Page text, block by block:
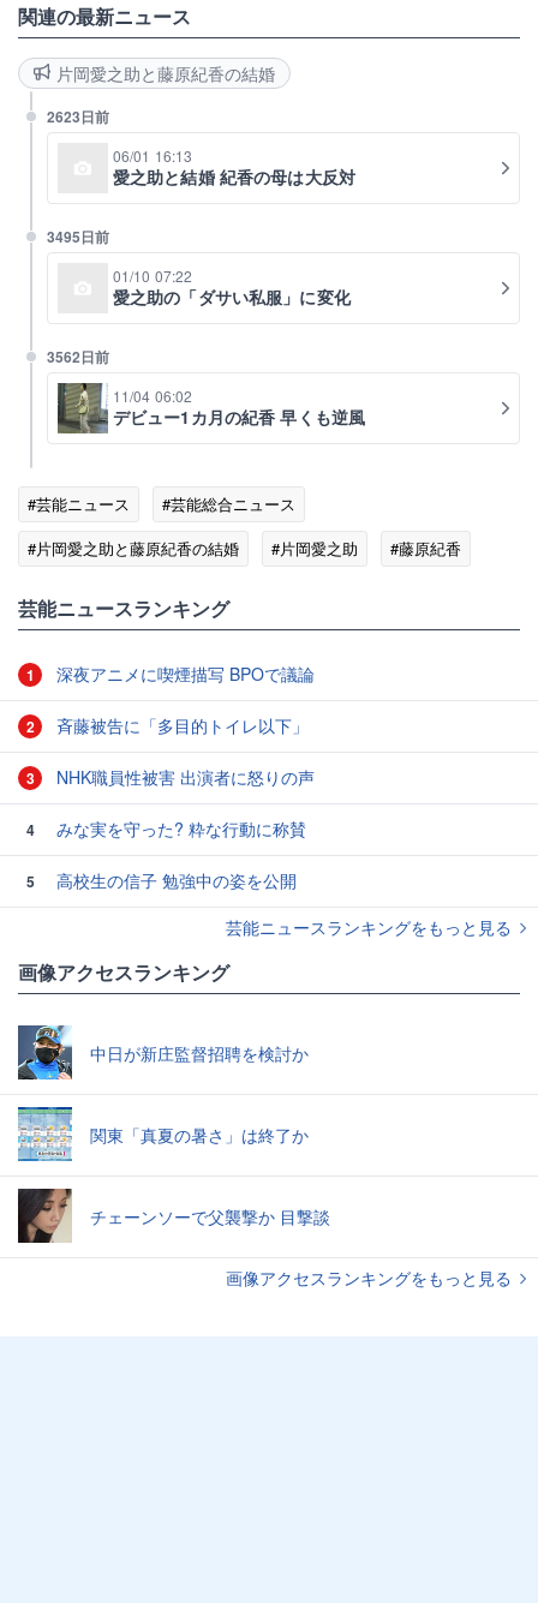
関連の最新ニュース
片岡愛之助と藤原紀香の結婚
2623日前
06/01 16:13
愛之助と結婚 紀香の母は大反対
3495日前
01/10 07:22
愛之助の「ダサい私服」に変化
3562日前
11/04 06:02
デビュー1カ月の紀香 早くも逆風
#芸能ニュース
#芸能総合ニュース
#片岡愛之助と藤原紀香の結婚
#片岡愛之助
#藤原紀香
芸能ニュースランキング
1 深夜アニメに喫煙描写 BPOで議論
2 斉藤被告に「多目的トイレ以下」
3 NHK職員性被害 出演者に怒りの声
4 みな実を守った? 粋な行動に称賛
5
高校生の信子 勉強中の姿を公開
芸能ニュースランキングをもっと見る
画像アクセスランキング
中日が新庄監督招聘を検討か
関東「真夏の暑さ」は終了か
チェーンソーで父襲撃か 目撃談
画像アクセスランキングをもっと見る